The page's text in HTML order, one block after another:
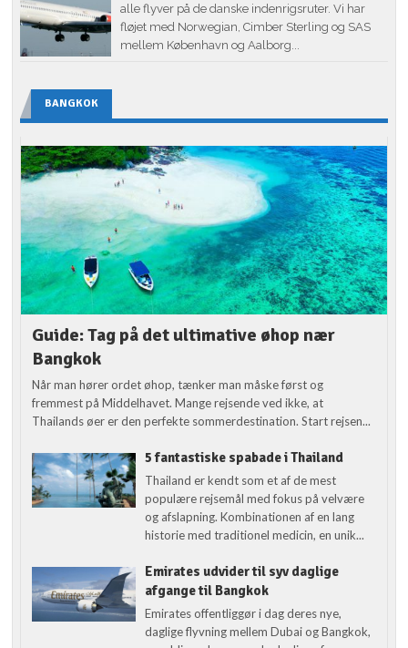
alle flyver på de danske indenrigsruter. Vi har
fløjet med Norwegian, Cimber Sterling og SAS
mellem København og Aalborg...
BANGKOK
Guide: Tag på det ultimative øhop nær
Bangkok
Når man hører ordet øhop, tænker man måske først og
fremmest på Middelhavet. Mange rejsende ved ikke, at
Thailands øer er den perfekte sommerdestination. Start rejsen...
5 fantastiske spabade i Thailand
Thailand er kendt som et af de mest
populære rejsemål med fokus på velvære
og afslapning. Kombinationen af en lang
historie med traditionel medicin, en unik...
Emirates udvider til syv daglige
afgange til Bangkok
Emirates offentliggør i dag deres nye,
daglige flyvning mellem Dubai og Bangkok,